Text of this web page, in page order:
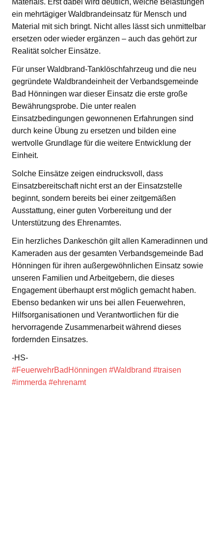
ein mehrtägiger Waldbrandeinsatz für Mensch und
Material mit sich bringt. Nicht alles lässt sich unmittelbar
ersetzen oder wieder ergänzen – auch das gehört zur
Realität solcher Einsätze.
Für unser Waldbrand-Tanklöschfahrzeug und die neu
gegründete Waldbrandeinheit der Verbandsgemeinde
Bad Hönningen war dieser Einsatz die erste große
Bewährungsprobe. Die unter realen
Einsatzbedingungen gewonnenen Erfahrungen sind
durch keine Übung zu ersetzen und bilden eine
wertvolle Grundlage für die weitere Entwicklung der
Einheit.
Solche Einsätze zeigen eindrucksvoll, dass
Einsatzbereitschaft nicht erst an der Einsatzstelle
beginnt, sondern bereits bei einer zeitgemäßen
Ausstattung, einer guten Vorbereitung und der
Unterstützung des Ehrenamtes.
Ein herzliches Dankeschön gilt allen Kameradinnen und
Kameraden aus der gesamten Verbandsgemeinde Bad
Hönningen für ihren außergewöhnlichen Einsatz sowie
unseren Familien und Arbeitgebern, die dieses
Engagement überhaupt erst möglich gemacht haben.
Ebenso bedanken wir uns bei allen Feuerwehren,
Hilfsorganisationen und Verantwortlichen für die
hervorragende Zusammenarbeit während dieses
fordernden Einsatzes.
-HS-
#FeuerwehrBadHönningen #Waldbrand #traisen
#immerda #ehrenamt